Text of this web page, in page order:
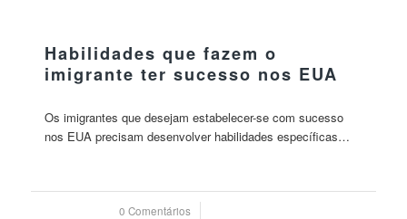
Habilidades que fazem o
imigrante ter sucesso nos EUA
Os imigrantes que desejam estabelecer-se com sucesso
nos EUA precisam desenvolver habilidades específicas…
0 Comentários
/